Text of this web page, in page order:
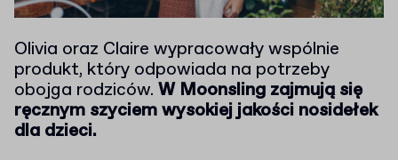
Olivia oraz Claire wypracowały wspólnie
produkt, który odpowiada na potrzeby
obojga rodziców. W Moonsling zajmują się
ręcznym szyciem wysokiej jakości nosidełek
dla dzieci.